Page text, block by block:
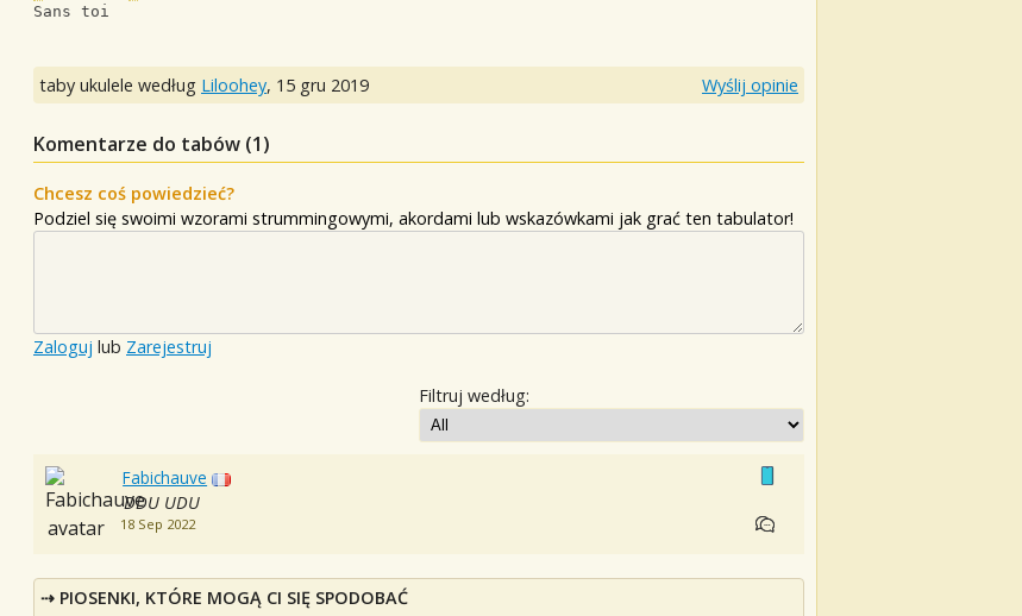
Sans toi
taby ukulele według Liloohey, 15 gru 2019 Wyślij opinie
Komentarze do tabów (1)
Chcesz coś powiedzieć?
Podziel się swoimi wzorami strummingowymi, akordami lub wskazówkami jak grać ten tabulator!
Zaloguj lub Zarejestruj
Filtruj według:
Fabichauve
DDU UDU
18 Sep 2022
PIOSENKI, KTÓRE MOGĄ CI SIĘ SPODOBAĆ